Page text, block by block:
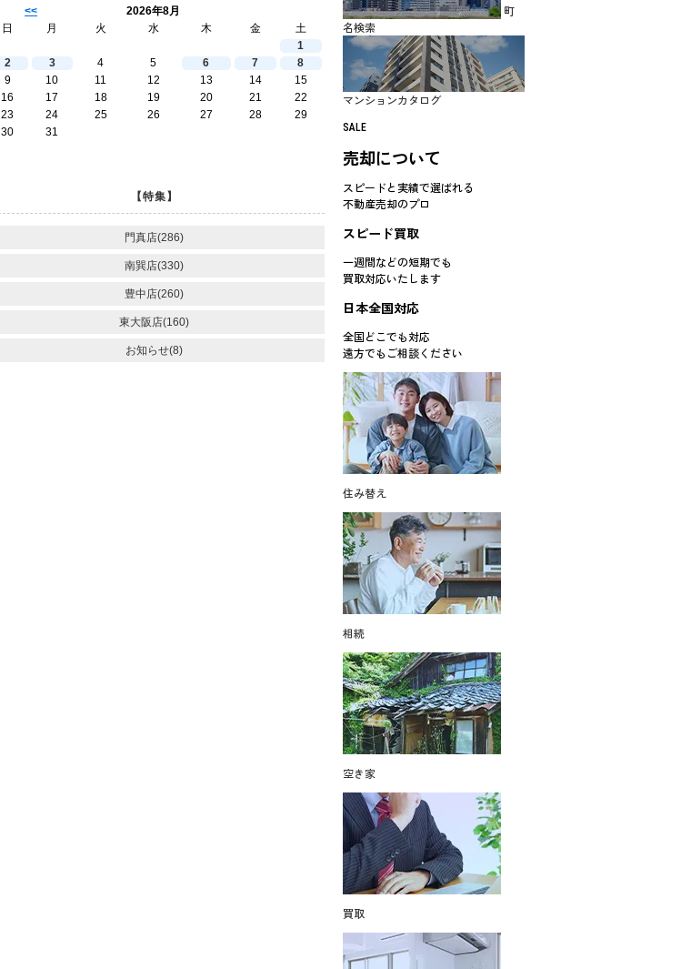
<<
2026年8月
日
月 火 水 木 金
土
1
2
3 4 5 6 7
8
9
10 11 12 13 14
15
16
17 18 19 20 21
22
23
24 25 26 27 28
29
30
31
【特集】
門真店(286)
南巽店(330)
豊中店(260)
東大阪店(160)
お知らせ(8)
町
名検索
マンションカタログ
SALE
売却について
スピードと実績で選ばれる
不動産売却のプロ
スピード買取
一週間などの短期でも
買取対応いたします
日本全国対応
全国どこでも対応
遠方でもご相談ください
住み替え
相続
空き家
買取